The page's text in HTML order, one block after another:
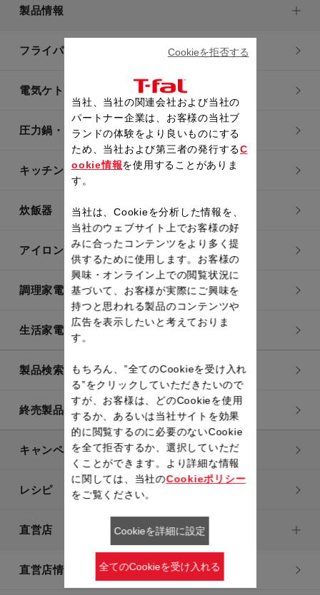
製品情報
フライパン・鍋
電気ケトル
圧力鍋・電気圧力鍋
キッチン用品
炊飯器
アイロン・衣類スチーマー
調理家電
生活家電
製品検索一覧
終売製品一覧
キャンペーン・特集
レシピ
直営店
直営店情報
当社、当社の関連会社および当社の
パートナー企業は、お客様の当社ブ
ランドの体験をより良いものにする
ため、当社および第三者の発行するC
ookie情報を使用することがありま
す。
当社は、Cookieを分析した情報を、
当社のウェブサイト上でお客様の好
みに合ったコンテンツをより多く提
供するために使用します。お客様の
興味・オンライン上での閲覧状況に
基づいて、お客様が実際にご興味を
持つと思われる製品のコンテンツや
広告を表示したいと考えておりま
す。
もちろん、”全てのCookieを受け入れ
る”をクリックしていただきたいので
すが、お客様は、どのCookieを使用
するか、あるいは当社サイトを効果
的に閲覧するのに必要のないCookie
を全て拒否するか、選択していただ
くことができます。より詳細な情報
に関しては、当社のCookieポリシー
をご覧ください。
Cookieを拒否する
Cookieを詳細に設定
全てのCookieを受け入れる